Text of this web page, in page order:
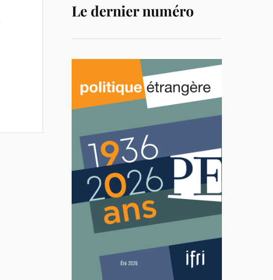
Le dernier numéro